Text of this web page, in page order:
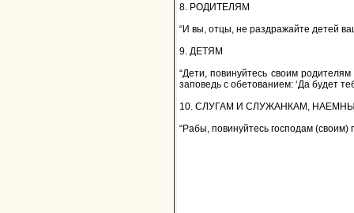
8. РОДИТЕЛЯМ
“И вы, отцы, не раздражайте детей
9. ДЕТЯМ
“Дети, повинуйтесь своим
заповедь с обетованием: ‘Да будет
10. СЛУГАМ И СЛУЖАНКАМ,
“Рабы, повинуйтесь господам (своим)